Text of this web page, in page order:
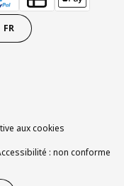
FR
aux cookies
: non conforme